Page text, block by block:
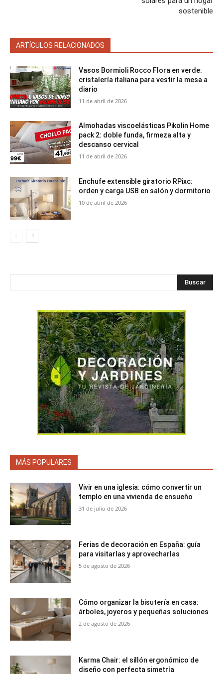
sostenible
ARTÍCULOS RELACIONADOS
Vasos Bormioli Rocco Flora en verde:
cristalería italiana para vestir la mesa a
diario
11 de abril de 2026
Almohadas viscoelásticas Pikolin Home
pack 2: doble funda, firmeza alta y
descanso cervical
11 de abril de 2026
Enchufe extensible giratorio RPixc:
orden y carga USB en salón y dormitorio
10 de abril de 2026
Buscar
MÁS POPULARES
Vivir en una iglesia: cómo convertir un
templo en una vivienda de ensueño
31 de julio de 2026
Ferias de decoración en España: guía
para visitarlas y aprovecharlas
5 de agosto de 2026
Cómo organizar la bisutería en casa:
árboles, joyeros y pequeñas soluciones
2 de agosto de 2026
Karma Chair: el sillón ergonómico de
diseño con perfecta simetría